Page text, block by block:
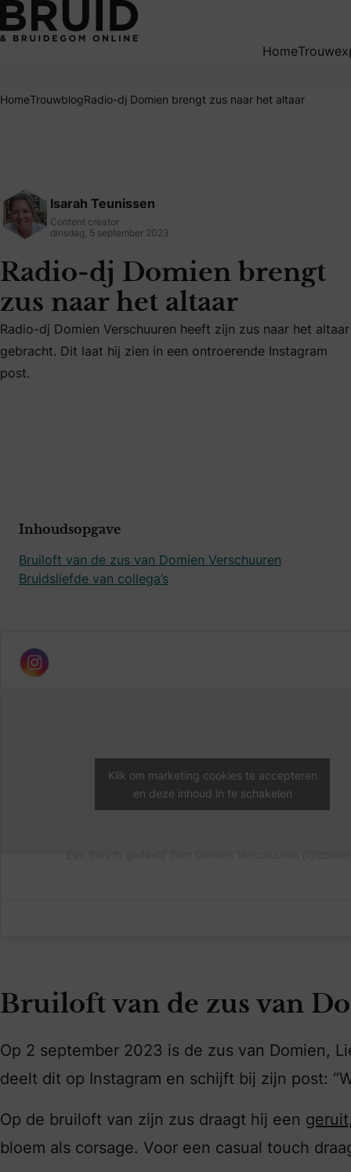
Home
HomeTrouwblogRadio-dj Domien brengt zus naar het altaar
Isarah Teunissen
Content creator
dinsdag, 5 september 2023
Radio-dj Domien brengt
zus naar het altaar
Radio-dj Domien Verschuuren heeft zijn zus naar het
Radio-dj Domien Verschuuren heeft zijn zus naar het altaar
gebracht. Dit laat hij zien in een ontroerende Instagram
post.
Inhoudsopgave
Bruiloft van de zus van Domien Verschuuren
Bruidsliefde van collega’s
Klik om marketing cookies te accepteren
en deze inhoud in te schakelen
Bruiloft van de zus van
Op 2 september 2023 is de zus van Domien,
deelt dit op Instagram en schijft bij zijn post:
Op de bruiloft van zijn zus draagt hij een
bloem als corsage. Voor een casual touch